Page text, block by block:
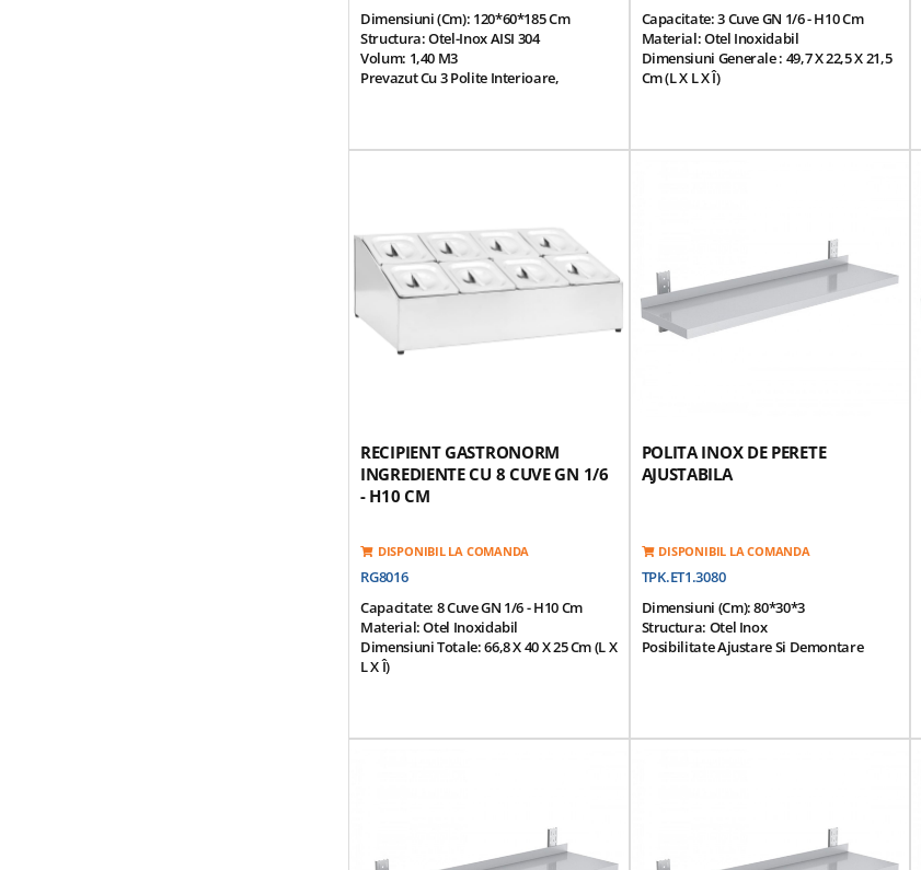
Dimensiuni (cm): 120*60*185 Cm
Structura: Otel-Inox AISI 304
Volum: 1,40 M3
Prevazut Cu 3 Polite Interioare,
Dulap Depozitare, Tip Vestiar, Pentru
Capacitate: 3 Cuve GN 1/6 - H10 Cm
Material: Otel Inoxidabil
Dimensiuni Generale : 49,7 X 22,5 X 21,5
Cm (L X L X Î)
Dispunere Pe Un Rand
RECIPIENT GASTRONORM
INGREDIENTE CU 8 CUVE GN 1/6
- H10 CM
DISPONIBIL LA COMANDA
RG8016
Capacitate: 8 Cuve GN 1/6 - H10 Cm
Material: Otel Inoxidabil
Dimensiuni Totale: 66,8 X 40 X 25 Cm (L X
L X Î)
Dispunere Pe Doua Randuri
POLITA INOX DE PERETE
AJUSTABILA
DISPONIBIL LA COMANDA
TPK.ET1.3080
Dimensiuni (cm): 80*30*3
Structura: Otel Inox
Posibilitate Ajustare Si Demontare